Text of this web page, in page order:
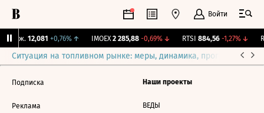
Войти
Бирж. 12,081 +0,76%↑ IMOEX 2 285,88 -0,69%↓ RTSI 884,56 -1,27%↓
Ситуация на топливном рынке: меры, динамика, прогнозы
Подписка
Реклама
Наши проекты
ВЕДЫ